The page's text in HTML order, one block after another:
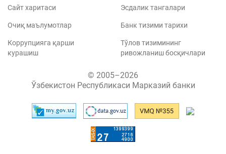
Сайт харитаси
Очиқ маълумотлар
Коррупцияга қарши
курашиш
Эсдалик тангалари
Банк тизими тарихи
Тўлов тизимининг
ривожланиш босқичлари
© 2005–2026
Ўзбекистон Республикаси Марказий банки